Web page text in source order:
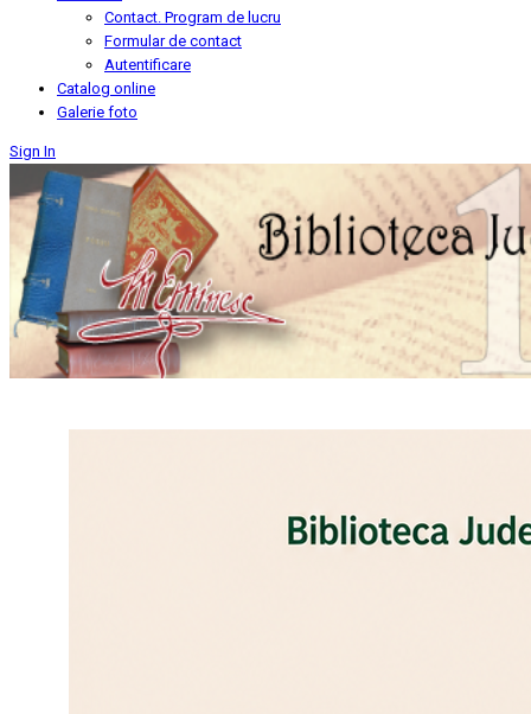
Contact. Program de lucru
Formular de contact
Autentificare
Catalog online
Galerie foto
Sign In